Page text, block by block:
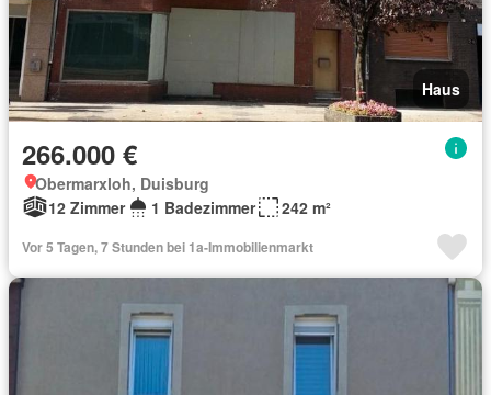
Haus
266.000 €
Obermarxloh, Duisburg
12 Zimmer
1 Badezimmer 242 m²
Vor 5 Tagen, 7 Stunden bei 1a-Immobilienmarkt